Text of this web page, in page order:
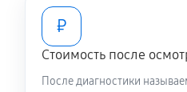
₽
Стоимость после
После диагностики